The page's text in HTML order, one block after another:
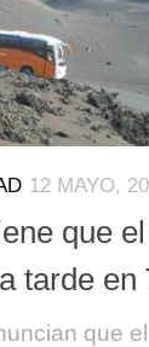
12 MAYO,
que
tarde en
que el